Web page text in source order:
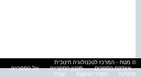
© מטח - המרכז לטכנולוגיה חינוכית
אינדקס הספרים
תקנון הספרייה על הספרייה
פרטיות
הסדרי נגישות עזרה